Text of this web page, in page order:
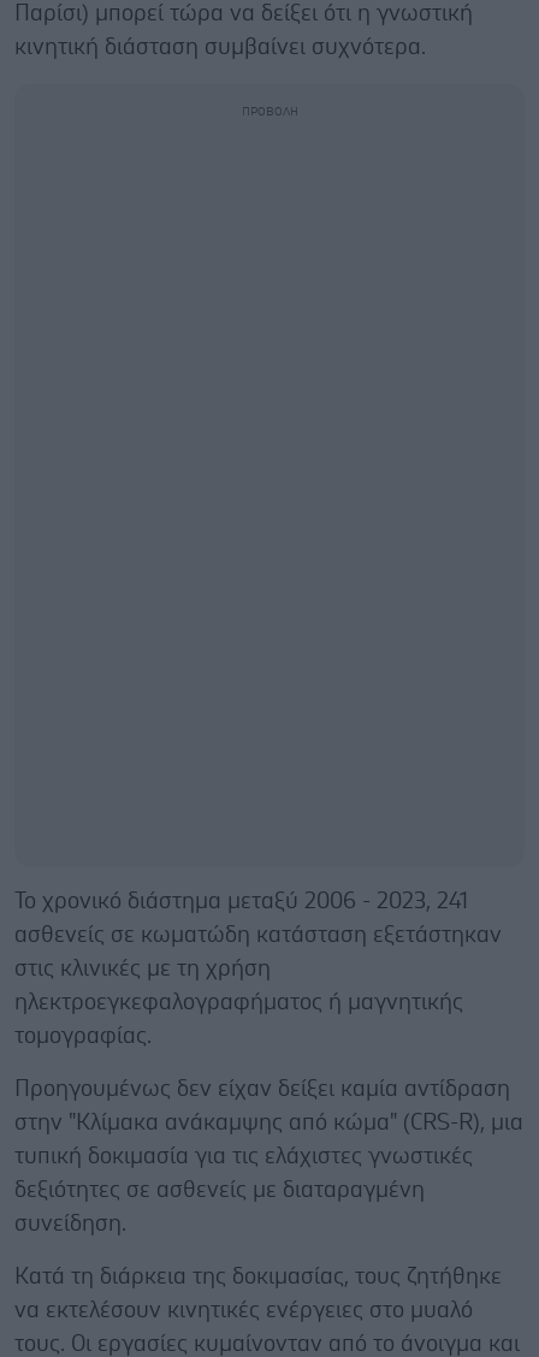
Παρίσι) μπορεί τώρα να δείξει ότι η γνωστική
κινητική διάσταση συμβαίνει συχνότερα.
Το χρονικό διάστημα μεταξύ 2006 - 2023, 241
ασθενείς σε κωματώδη κατάσταση εξετάστηκαν
στις κλινικές με τη χρήση
ηλεκτροεγκεφαλογραφήματος ή μαγνητικής
τομογραφίας.
Προηγουμένως δεν είχαν δείξει καμία αντίδραση
στην "Κλίμακα ανάκαμψης από κώμα" (CRS-R), μια
τυπική δοκιμασία για τις ελάχιστες γνωστικές
δεξιότητες σε ασθενείς με διαταραγμένη
συνείδηση.
Κατά τη διάρκεια της δοκιμασίας, τους ζητήθηκε
να εκτελέσουν κινητικές ενέργειες στο μυαλό
τους. Οι εργασίες κυμαίνονταν από το άνοιγμα και